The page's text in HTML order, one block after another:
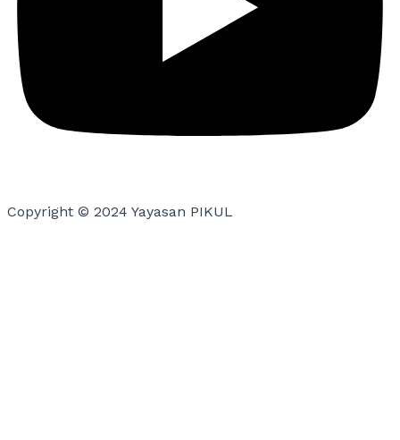
Copyright © 2024 Yayasan PIKUL